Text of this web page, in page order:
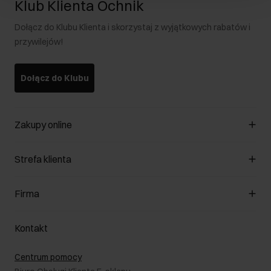
Klub Klienta Ochnik
Dołącz do Klubu Klienta i skorzystaj z wyjątkowych rabatów i
przywilejów!
Dołącz do Klubu
Zakupy online
Zarządzaj cookies
Formy płatności
Jak dokonać zwrotu?
Strefa klienta
Klub Klienta
Zwróć produkty
W podróży
Firma
O nas
Salony
B2B - Sprzedaż dla firm
Kontakt
Centrum pomocy